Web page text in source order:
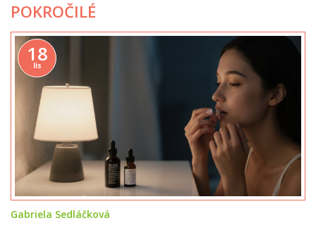
POKROČILÉ
18
lis
Gabriela Sedláčková